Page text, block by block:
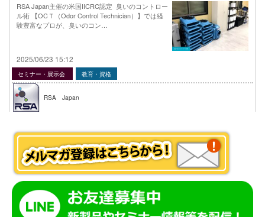
RSA Japan主催の米国IICRC認定 臭いのコントロー
ル術 【OCＴ（Odor Control Technician）】では経
験豊富なプロが、臭いのコン…
2025/06/23 15:12
セミナー・展示会 教育・資格
RSA Japan